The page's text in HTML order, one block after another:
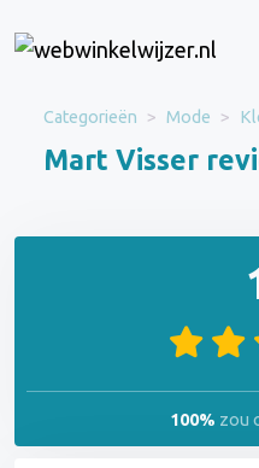
Categorieën Mode
Mart Visser
100% zou